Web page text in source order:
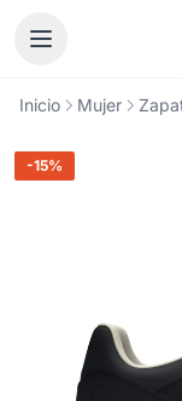
Inicio Mujer
-15%